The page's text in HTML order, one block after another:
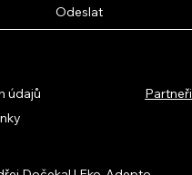
Odeslat
údajů
Partneři